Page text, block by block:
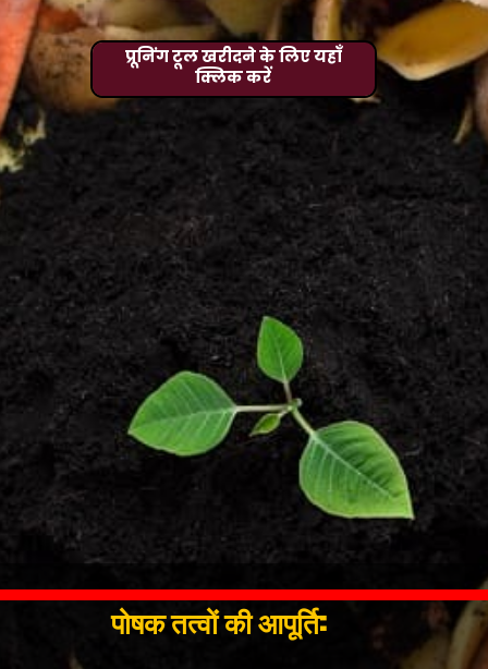
पोषक तत्वों की आपूर्ति:
प्रूनिंग टूल खरीदने के लिए यहाँ
क्लिक करें